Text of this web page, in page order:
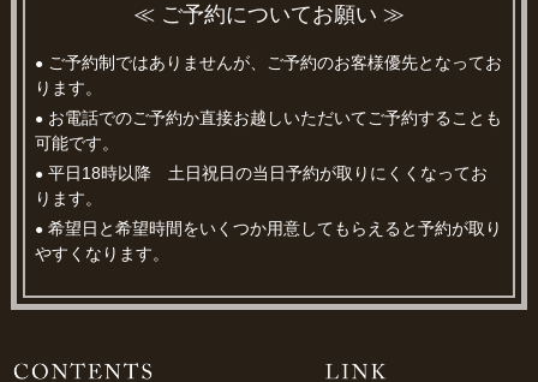
≪ ご予約についてお願い ≫
● ご予約制ではありませんが、ご予約のお客様優先となってお
ります。
● お電話でのご予約か直接お越しいただいてご予約することも
可能です。
● 平日18時以降 土日祝日の当日予約が取りにくくなってお
ります。
● 希望日と希望時間をいくつか用意してもらえると予約が取り
やすくなります。